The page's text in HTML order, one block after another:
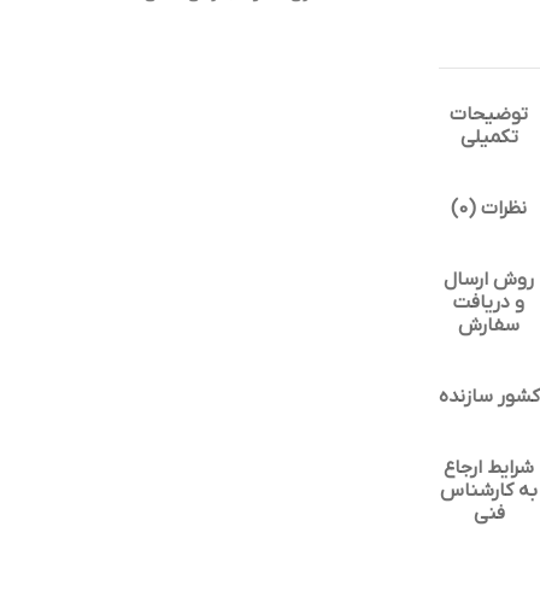
توضیحات
تکمیلی
نظرات (0)
روش ارسال
و دریافت
سفارش
کشور سازنده
شرایط ارجاع
به کارشناس
فنی